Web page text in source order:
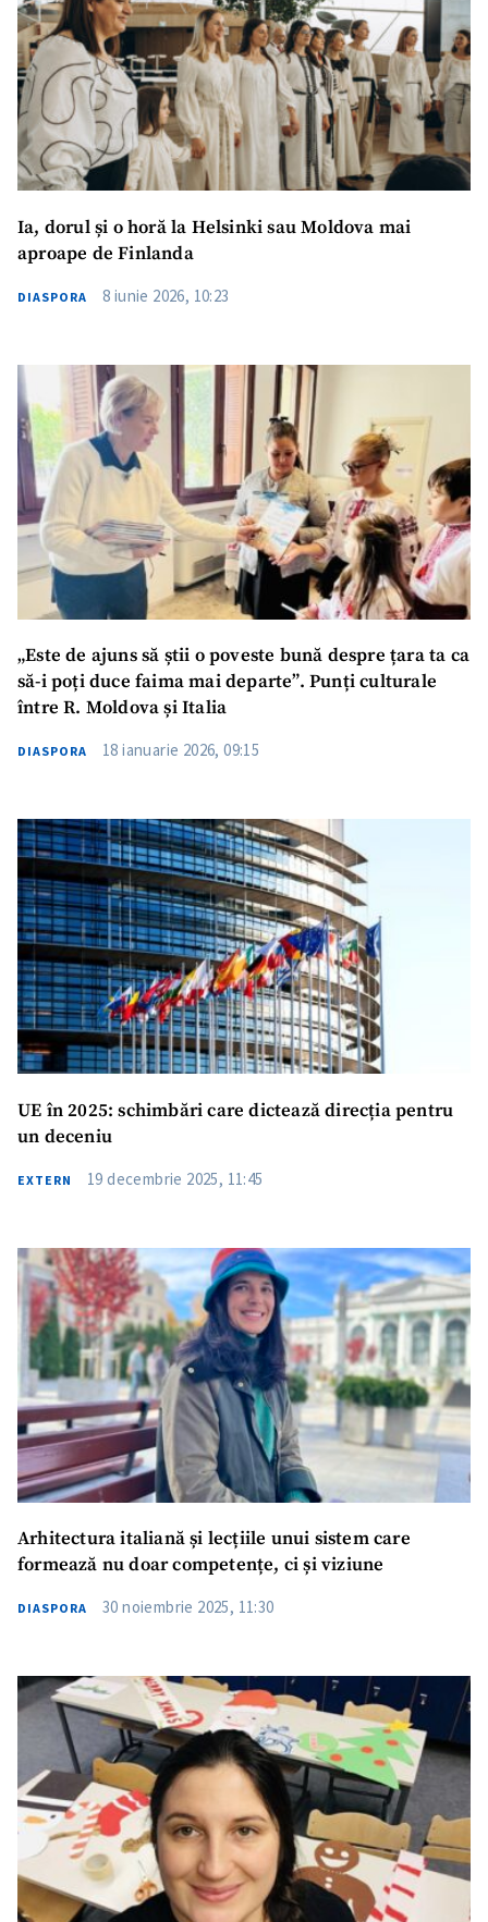
in English
на русском
Ia, dorul și o horă la Helsinki sau Moldova mai
aproape de Finlanda
DIASPORA 8 iunie 2026, 10:23
„Este de ajuns să știi o poveste bună despre țara ta ca
să-i poți duce faima mai departe”. Punți culturale
între R. Moldova și Italia
DIASPORA 18 ianuarie 2026, 09:15
UE în 2025: schimbări care dictează direcția pentru
un deceniu
EXTERN 19 decembrie 2025, 11:45
Arhitectura italiană și lecțiile unui sistem care
formează nu doar competențe, ci și viziune
DIASPORA 30 noiembrie 2025, 11:30